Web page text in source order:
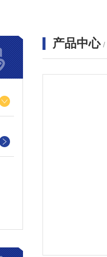
产品中心 /